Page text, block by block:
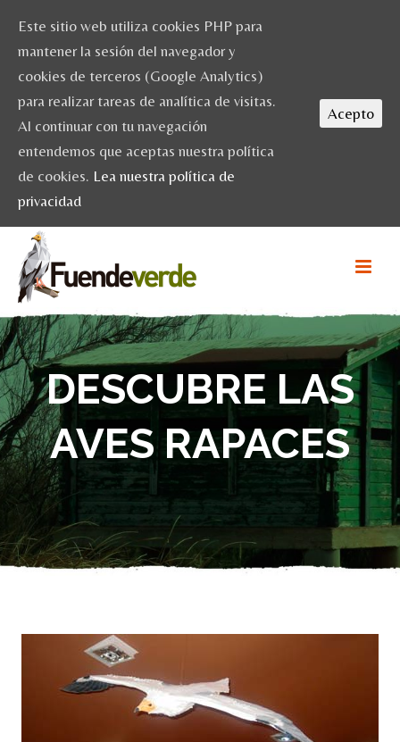
DESCUBRE LAS
AVES RAPACES
Este sitio web utiliza cookies PHP para
mantener la sesión del navegador y
cookies de terceros (Google Analytics)
para realizar tareas de analítica de visitas.
Al continuar con tu navegación
entendemos que aceptas nuestra política
de cookies. Lea nuestra política de
privacidad
Acepto